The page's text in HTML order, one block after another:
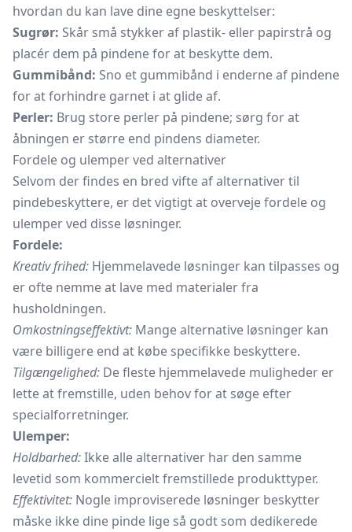
hvordan du kan lave dine egne beskyttelser:
Sugrør: Skår små stykker af plastik- eller papirstrå og
placér dem på pindene for at beskytte dem.
Gummibånd: Sno et gummibånd i enderne af pindene
for at forhindre garnet i at glide af.
Perler: Brug store perler på pindene; sørg for at
åbningen er større end pindens diameter.
Fordele og ulemper ved alternativer
Selvom der findes en bred vifte af alternativer til
pindebeskyttere, er det vigtigt at overveje fordele og
ulemper ved disse løsninger.
Fordele:
Kreativ frihed: Hjemmelavede løsninger kan tilpasses og
er ofte nemme at lave med materialer fra
husholdningen.
Omkostningseffektivt: Mange alternative løsninger kan
være billigere end at købe specifikke beskyttere.
Tilgængelighed: De fleste hjemmelavede muligheder er
lette at fremstille, uden behov for at søge efter
specialforretninger.
Ulemper:
Holdbarhed:Ikke alle alternativer har den samme
levetid som kommercielt fremstillede produkttyper.
Effektivitet: Nogle improviserede løsninger beskytter
måske ikke dine pinde lige så godt som dedikerede